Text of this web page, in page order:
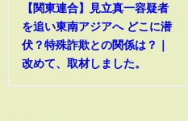
【関東連合】見立真一容疑者
を追い東南アジアへ どこに潜
伏？特殊詐欺との関係は？｜
改めて、取材しました。